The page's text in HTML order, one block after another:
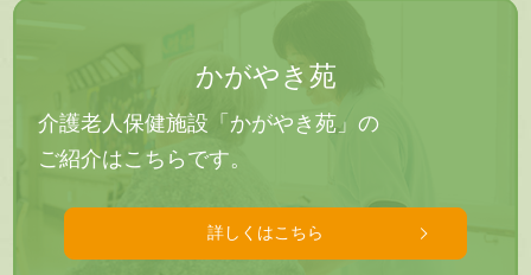
かがやき苑
介護老人保健施設「かがやき苑」の
ご紹介はこちらです。
詳しくはこちら